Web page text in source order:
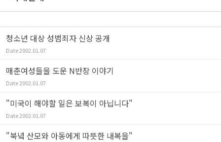
청소년 대상 성범죄자 신상 공개
Date2002.01.07
매춘여성들을 도운 N반장 이야기
Date2002.01.07
"미국이 해야할 일은 보복이 아닙니다"
Date2002.01.07
"북녘 산모와 아동에게 따뜻한 내복을"